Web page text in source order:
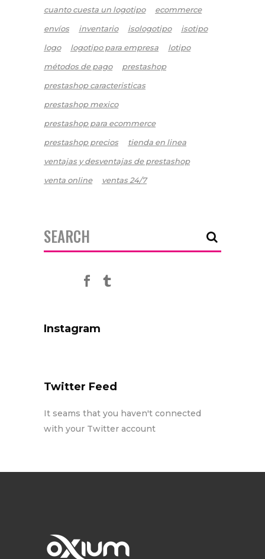
cuanto cuesta un logotipo
ecommerce
envíos
inventario isologotipo
isotipo
logo
logotipo para empresa
lotipo
métodos de pago
prestashop
prestashop caracteristicas
prestashop mexico
prestashop para ecommerce
prestashop precios
tienda en linea
ventajas y desventajas de prestashop
venta online
ventas 24/7
Search
for:
Instagram
Twitter Feed
It seams that you haven't connected
with your Twitter account